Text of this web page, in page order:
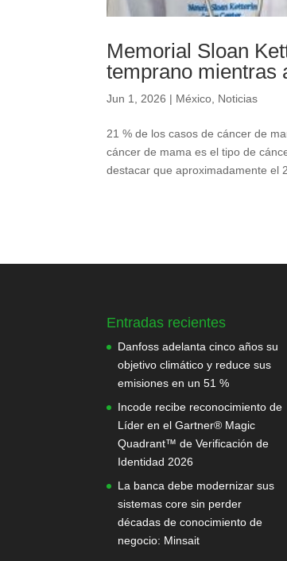
Memorial Sloan
temprano mientras
Jun 1, 2026 | México, Noticias
21 % de los casos de cáncer de
cáncer de mama es el tipo de
destacar que aproximadamente el
Entradas recientes
Danfoss adelanta cinco años su
objetivo climático y reduce sus
emisiones en un 51 %
Incode recibe reconocimiento de
Líder en el Gartner® Magic
Quadrant™ de Verificación de
Identidad 2026
La banca debe modernizar sus
sistemas core sin perder
décadas de conocimiento de
negocio: Minsait